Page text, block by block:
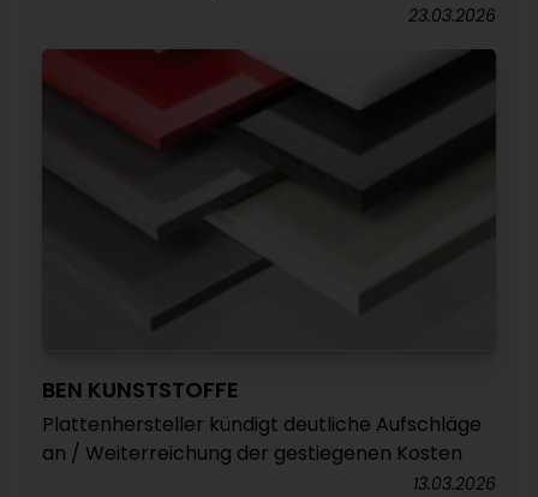
23.03.2026
BEN KUNSTSTOFFE
Plattenhersteller kündigt deutliche Aufschläge
an / Weiterreichung der gestiegenen Kosten
13.03.2026